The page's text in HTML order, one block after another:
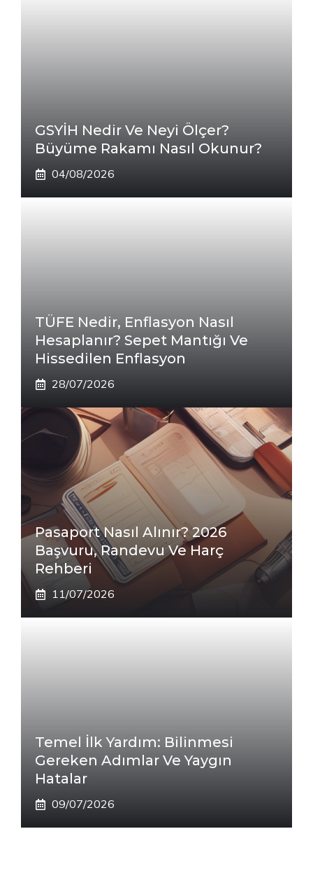
GSYİH Nedir Ve Neyi Ölçer?
Büyüme Rakamı Nasıl Okunur?
04/08/2026
TÜFE Nedir, Enflasyon Nasıl
Hesaplanır? Sepet Mantığı Ve
Hissedilen Enflasyon
28/07/2026
Pasaport Nasıl Alınır? 2026
Başvuru, Randevu Ve Harç
Rehberi
11/07/2026
Temel İlk Yardım: Bilinmesi
Gereken Adımlar Ve Yaygın
Hatalar
09/07/2026